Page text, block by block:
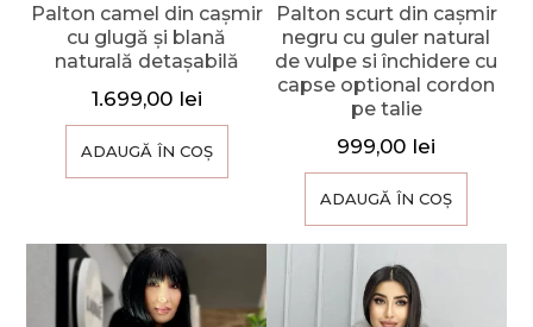
Palton camel din cașmir
cu glugă și blană
naturală detașabilă
1.699,00 lei
ADAUGĂ ÎN COȘ
Palton scurt din cașmir
negru cu guler natural
de vulpe si închidere cu
capse optional cordon
pe talie
999,00 lei
ADAUGĂ ÎN COȘ